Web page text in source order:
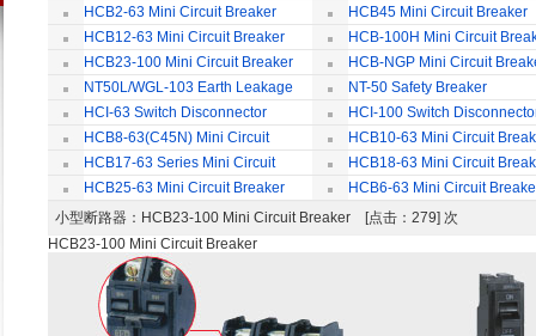
HCB2-63 Mini Circuit Breaker
HCB45 Mini Circuit Breaker
HCB12-63 Mini Circuit Breaker
HCB-100H Mini Circuit
HCB23-100 Mini Circuit Breaker
HCB-NGP Mini Circuit
NT50L/WGL-103 Earth Leakage
Circuit Breaker
NT-50 Safety Breaker
HCI-63 Switch Disconnector
HCI-100 Switch
HCB8-63(C45N) Mini Circuit
Breaker
HCB10-63 Mini Circuit
HCB17-63 Series Mini Circuit
Breaker
HCB18-63 Mini Circuit
HCB25-63 Mini Circuit Breaker
HCB6-63 Mini Circuit
小型断路器 ：HCB23-100 Mini Circuit Breaker [点击：279] 次
HCB23-100 Mini Circuit Breaker